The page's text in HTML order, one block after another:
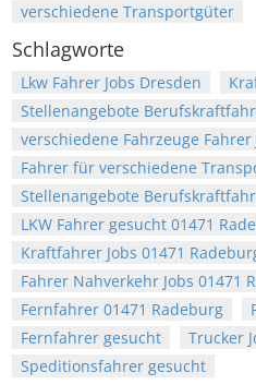
verschiedene Transportgüter
Schlagworte
Lkw Fahrer Jobs Dresden
Stellenangebote
verschiedene Fahrzeuge Fahrer
Fahrer für verschiedene
Stellenangebote
LKW Fahrer gesucht 01471
Kraftfahrer Jobs 01471
Fahrer Nahverkehr Jobs 01471
Fernfahrer 01471 Radeburg
Fernfahrer gesucht
Trucker
Speditionsfahrer gesucht